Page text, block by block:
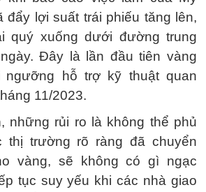
đẩy lợi suất trái phiếu tăng lên,
quý xuống dưới đường trung
Đây là lần đầu tiên vàng
hỗ trợ kỹ thuật quan
11/2023.
những rủi ro là không thể phủ
thị trường rõ ràng đã chuyển
vàng, sẽ không có gì ngạc
tục suy yếu khi các nhà giao